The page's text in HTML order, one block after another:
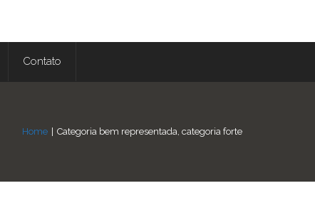
Contato
Home Categoria bem representada, categoria forte